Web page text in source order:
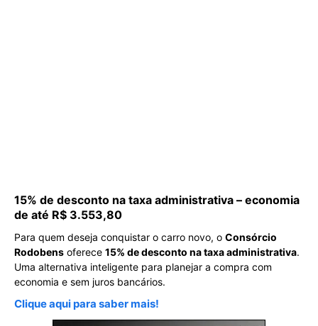
15% de desconto na taxa administrativa – economia
de até R$ 3.553,80
Para quem deseja conquistar o carro novo, o Consórcio
Rodobens oferece 15% de desconto na taxa administrativa.
Uma alternativa inteligente para planejar a compra com
economia e sem juros bancários.
Clique aqui para saber mais!